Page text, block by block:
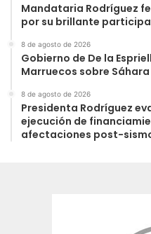
Mandataria Rodríguez
por su brillante
8 de agosto de 2026
Gobierno de De la
Marruecos sobre
8 de agosto de 2026
Presidenta Rodríguez
ejecución de
afectaciones post-